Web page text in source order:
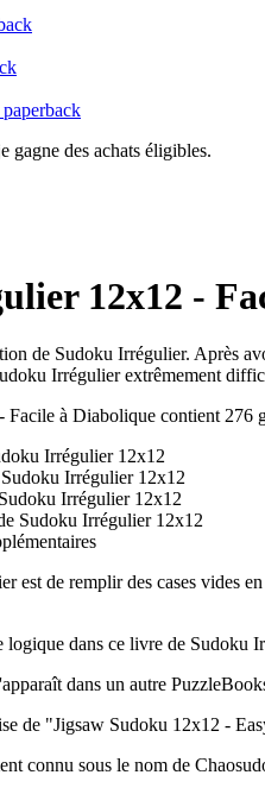
paperback
gagne des achats éligibles.
12x12 -
de Sudoku Irrégulier. Après
Irrégulier extrêmement
à Diabolique contient 276
Irrégulier 12x12
Irrégulier 12x12
Irrégulier 12x12
Sudoku Irrégulier 12x12
est de remplir des cases vides
logique dans ce livre de Sudoku
dans un autre
de "Jigsaw Sudoku 12x12 -
connu sous le nom de